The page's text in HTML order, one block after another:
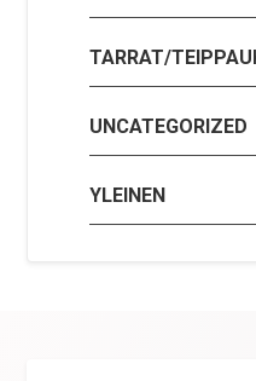
TARRAT/
UNCATEGORIZED
YLEINEN